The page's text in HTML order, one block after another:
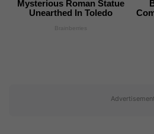
Unearthed In Toledo
Brainberries
Advertisement